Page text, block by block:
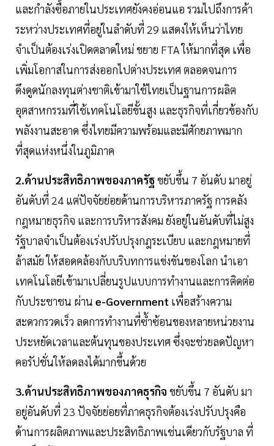
และกำลังซื้อภายในประเทศยังคงอ่อนแอ รวมไปถึงการค้า
ระหว่างประเทศที่อยู่ในลำดับที่ 29 แสดงให้เห็นว่าไทย
จำเป็นต้องเร่งเปิดตลาดใหม่ ขยาย FTA ให้มากที่สุด เพื่อ
เพิ่มโอกาสในการส่งออกไปต่างประเทศ ตลอดจนการ
ดึงดูดนักลงทุนต่างชาติเข้ามาใช้ไทยเป็นฐานการผลิต
อุตสาหกรรมที่ใช้เทคโนโลยีขั้นสูง และธุรกิจที่เกี่ยวข้องกับ
พลังงานสะอาด ซึ่งไทยมีความพร้อมและมีศักยภาพมาก
ที่สุดแห่งหนึ่งในภูมิภาค
2.ด้านประสิทธิภาพของภาครัฐขยับขึ้น 7 อันดับ มาอยู่
อันดับที่ 24 แต่ปัจจัยย่อยด้านการบริหารภาครัฐ การคลัง
กฎหมายธุรกิจ และการบริหารสังคม ยังอยู่ในอันดับที่ไม่สูง
รัฐบาลจำเป็นต้องเร่งปรับปรุงกฎระเบียบ และกฎหมายที่
ล้าสมัย ให้สอดคล้องกับบริบทการแข่งขันของโลก นำเอา
เทคโนโลยีเข้ามาเปลี่ยนรูปแบบการทำงานและการติดต่อ
กับประชาชน ผ่าน e-Government เพื่อสร้างความ
สะดวกรวดเร็ว ลดการทำงานที่ซ้ำซ้อนของหลายหน่วยงาน
ประหยัดเวลาและต้นทุนของประเทศ ซึ่งจะช่วยลดปัญหา
คอรัปชั่นให้ลดลงได้มากขึ้นด้วย
3.ด้านประสิทธิภาพของภาคธุรกิจ ขยับขึ้น 7 อันดับ มา
อยู่อันดับที่ 23 ปัจจัยย่อยที่ภาคธุรกิจต้องเร่งปรับปรุงคือ
ด้านการผลิตภาพและประสิทธิภาพเช่นเดียวกับรัฐบาล ที่